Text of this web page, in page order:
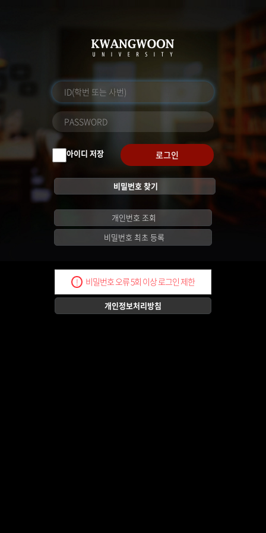
아이디 저장 로그인
비밀번호 찾기
개인번호 조회
비밀번호 최초 등록
! 비밀번호 오류 5회 이상 로그인 제한
개인정보처리방침